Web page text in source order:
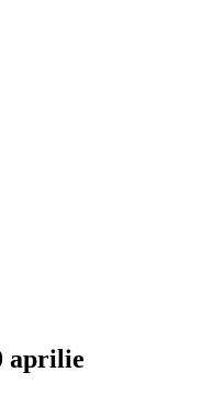
aprilie